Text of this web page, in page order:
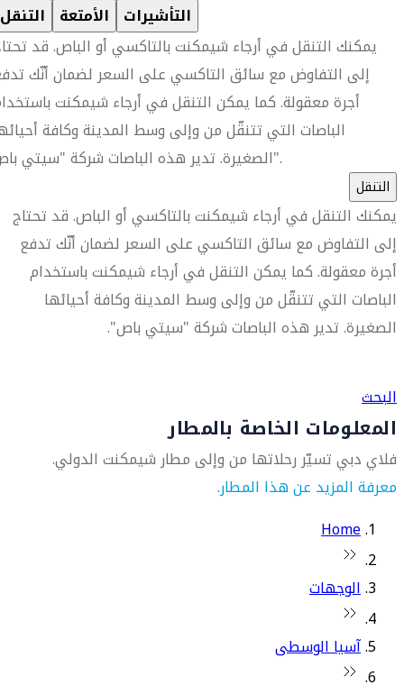
التنقل الأمتعة التأشيرات
يمكنك التنقل في أرجاء شيمكنت بالتاكسي أو الباص. قد
إلى التفاوض مع سائق التاكسي على السعر لضمان أنّك
أجرة معقولة. كما يمكن التنقل في أرجاء شيمكنت
الباصات التي تتنقّل من وإلى وسط المدينة وكافة
الصغيرة. تدير هذه الباصات شركة "سيتي باص".
التنقل
يمكنك التنقل في أرجاء شيمكنت بالتاكسي أو الباص. قد تحتاج
إلى التفاوض مع سائق التاكسي على السعر لضمان أنّك تدفع
أجرة معقولة. كما يمكن التنقل في أرجاء شيمكنت باستخدام
الباصات التي تتنقّل من وإلى وسط المدينة وكافة أحيائها
الصغيرة. تدير هذه الباصات شركة "سيتي باص".
البحث
المعلومات الخاصة بالمطار
فلاي دبي تسيّر رحلاتها من وإلى مطار شيمكنت الدولي.
معرفة المزيد عن هذا المطار.
Home
الوجهات
آسيا الوسطى